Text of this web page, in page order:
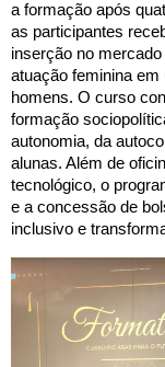
a formação após
as participantes
inserção no
atuação feminina
homens. O curso
formação
autonomia, da
alunas. Além de
tecnológico, o
e a concessão de
inclusivo e